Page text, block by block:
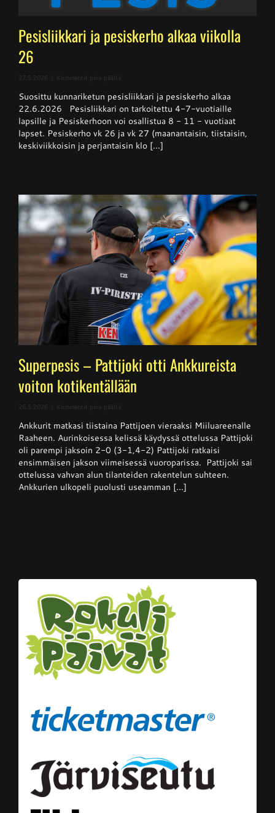
Pesisliikkari ja pesiskerho alkaa viikolla
26
27.5.2026 Kommentit pois päältä
ja
pesiskerho
alkaa
viikolla
26
Suosittu kunnariketun pesisliikkari ja pesiskerho alkaa
22.6.2026 Pesisliikkari on tarkoitettu 4-7-vuotiaille
lapsille ja Pesiskerhoon voi osallistua 8 - 11 - vuotiaat
lapset. Pesiskerho vk 26 ja vk 27 (maanantaisin, tiistaisin,
keskiviikkoisin ja perjantaisin klo [...]
Superpesis – Pattijoki otti Ankkureista
voiton kotikentällään
26.5.2026 Kommentit pois päältä
–
Pattijoki
otti
Ankkureista
voiton
kotikentällään
Ankkurit matkasi tiistaina Pattijoen vieraaksi Miiluareenalle
Raaheen. Aurinkoisessa kelissä käydyssä ottelussa Pattijoki
oli parempi jaksoin 2-0 (3-1,4-2) Pattijoki ratkaisi
ensimmäisen jakson viimeisessä vuoroparissa. Pattijoki sai
ottelussa vahvan alun tilanteiden rakentelun suhteen.
Ankkurien ulkopeli puolusti useamman [...]